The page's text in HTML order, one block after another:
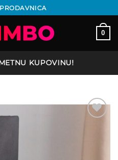
0
KUPOVINU!